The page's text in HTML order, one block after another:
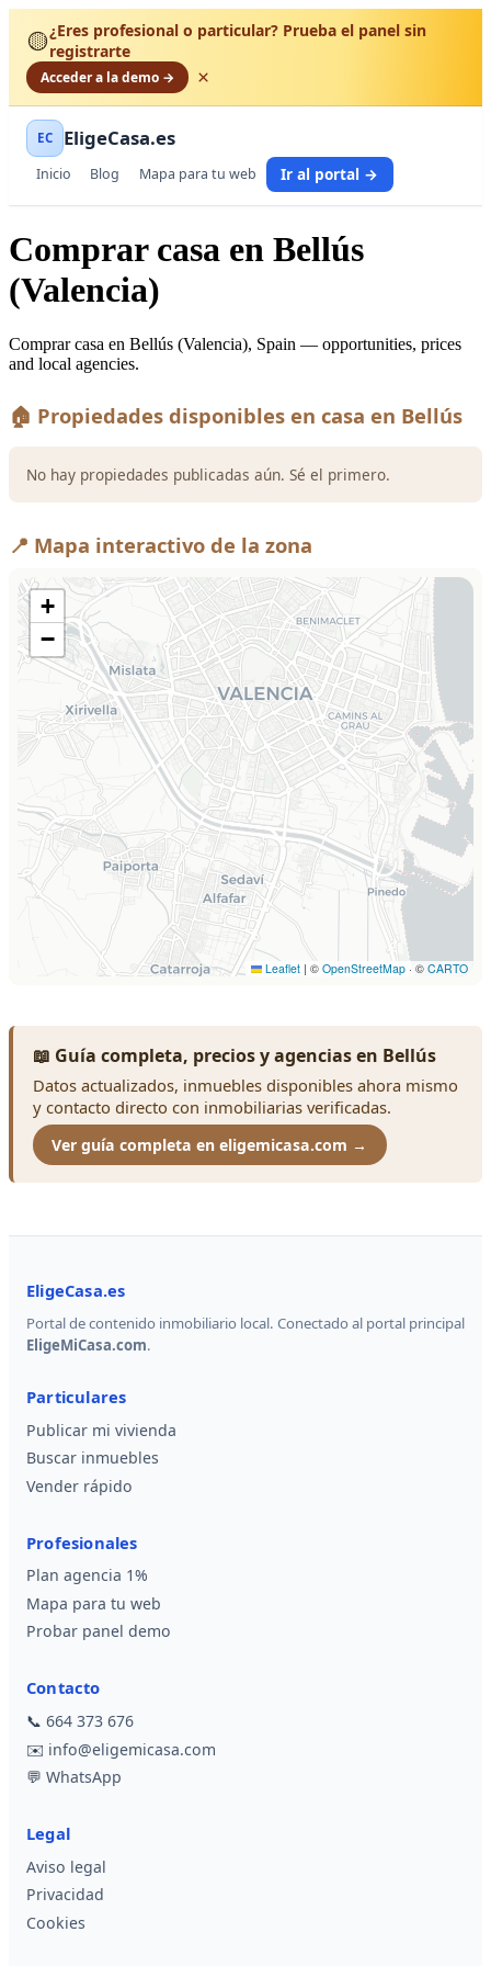
🟡¿Eres profesional o particular? Prueba el panel sin
registrarte
Acceder a la demo → ×
EC EligeCasa.es
Inicio Blog Mapa para tu web Ir al portal →
Comprar casa en Bellús
(Valencia)
Comprar casa en Bellús (Valencia), Spain — opportunities, prices
and local agencies.
🏠 Propiedades disponibles en casa en Bellús
No hay propiedades publicadas aún. Sé el primero.
📍 Mapa interactivo de la zona
📖 Guía completa, precios y agencias en Bellús
Datos actualizados, inmuebles disponibles ahora mismo
y contacto directo con inmobiliarias verificadas.
Ver guía completa en eligemicasa.com →
EligeCasa.es
Portal de contenido inmobiliario local. Conectado al portal principal
EligeMiCasa.com.
Particulares
Publicar mi vivienda
Buscar inmuebles
Vender rápido
Profesionales
Plan agencia 1%
Mapa para tu web
Probar panel demo
Contacto
📞 664 373 676
✉️ info@eligemicasa.com
💬 WhatsApp
Legal
Aviso legal
Privacidad
Cookies